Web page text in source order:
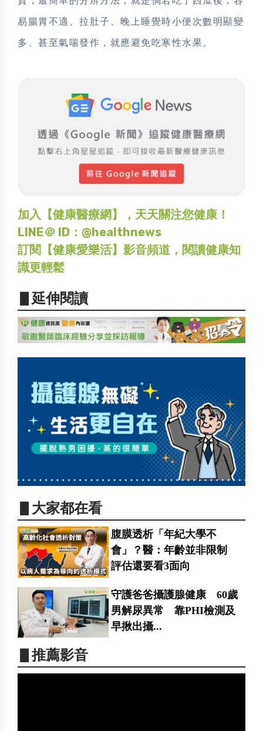
易腸胃不適、拉肚子、晚上睡覺時小便次數明顯變
多、甚至氣喘發作，就應避免吃寒性水果。
加入【健康醫療網】，天天關注您健康！
LINE＠ ID：@healthnews
訂閱【健康愛樂活】影音頻道，閱讀健康知
識更輕鬆
▋延伸閱讀
▋大家都在看
腹膜透析「年紀大學不
會」？醫：年齡並非限制
評估還要看3面向
守護爸爸攝護腺健康 60歲
男解尿異常 靠PHI檢測及
早揪出攝...
▋推薦影音